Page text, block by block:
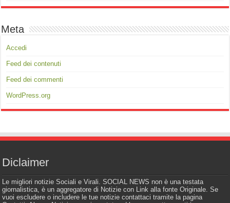
Meta
Accedi
Feed dei contenuti
Feed dei commenti
WordPress.org
Diclaimer
Le migliori notizie Sociali e Virali. SOCIAL NEWS non è una testata
giornalistica, è un aggregatore di Notizie con Link alla fonte Originale. Se
vuoi escludere o includere le tue notizie contattaci tramite la pagina